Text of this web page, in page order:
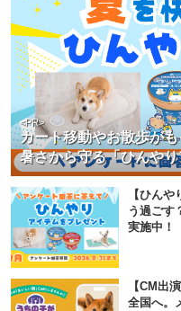
カート移動やお散歩が
暑さから守る「ひんや
<PR>
【ひん
う過ごす
実施中！
【CM出
全国へ。